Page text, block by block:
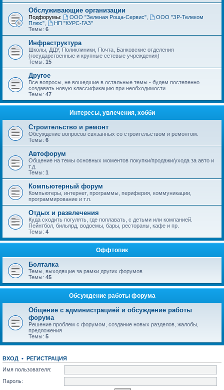
Обслуживающие организации
Подфорумы: ООО "Зеленая Роща-Сервис",
ООО "ЗР-Телеком
Плюс"
НП "КУРС-ГАЗ"
Темы: 6
Инфраструктура
Школы, ДДУ, Поликлиники, Почта, Банковские отделения
(государственные и крупные сетевые учреждения)
Темы: 15
Другое
Все вопросы, не вошедшие в остальные темы - будем постепенно
создавать новую классификацию при необходимости
Темы: 47
Интересы, увлечения, хобби
Строительство и ремонт
Обсуждение вопросов связанных со строительством и ремонтом.
Темы: 6
Автофорум
Общение на темы основных моментов покупки/продажи/ухода за авто и
т.д.
Темы: 1
Компьютерный форум
Компьютеры, интернет, программы, периферия, коммуникации,
программирование и т.п.
Отдых и развлечения
Куда сходить погулять, где поплавать, с детьми или компанией.
Пейнтбол, бильярд, водоемы, бары, рестораны, кафе и пр.
Темы: 4
Оффтопик
Болталка
Темы, выходящие за рамки других форумов
Темы: 45
Обсуждение работы форума
Общение с администрацией и обсуждение работы
форума
Решение проблем с форумом, создание новых разделов, жалобы,
предложения
Темы: 5
ВХОД • РЕГИСТРАЦИЯ
Имя пользователя:
Пароль: